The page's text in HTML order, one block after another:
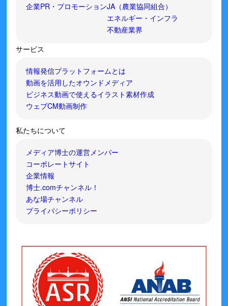
企業PR・プロモーションJA（農業協同組合）
エネルギー・インフラ
不動産業界
サービス
情報発信プラットフォームとは
動画を活用したオウンドメディア
ビジネス動画で使えるイラスト素材作成
ウェブCM動画制作
私たちについて
メディア博士の運営メンバー
コーポレートサイト
企業情報
博士.comチャンネル！
あな場チャンネル
プライバシーポリシー